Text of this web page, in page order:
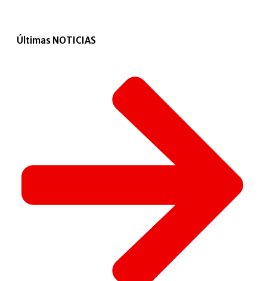
Últimas NOTICIAS